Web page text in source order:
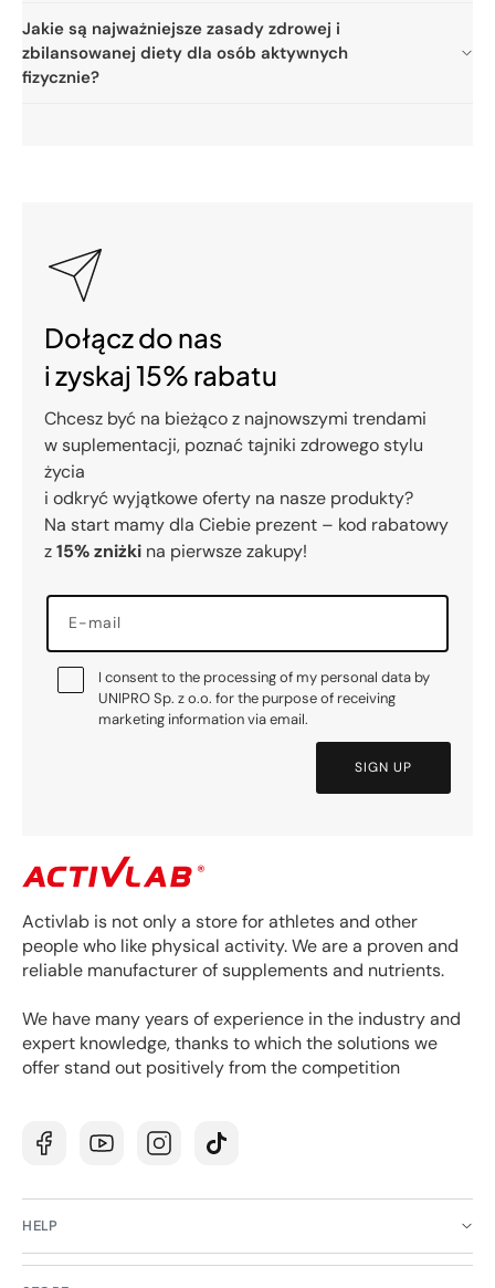
Jakie są najważniejsze zasady zdrowej i
zbilansowanej diety dla osób aktywnych
fizycznie?
Dołącz do nas
i zyskaj 15% rabatu
Chcesz być na bieżąco z najnowszymi trendami
w suplementacji, poznać tajniki zdrowego stylu
życia
i odkryć wyjątkowe oferty na nasze produkty?
Na start mamy dla Ciebie prezent – kod rabatowy
z15% zniżki na pierwsze zakupy!
E-mail
I consent to the processing of my personal data by
UNIPRO Sp. z o.o. for the purpose of receiving
marketing information via email.
SIGN UP
Activlab is not only a store for athletes and other
people who like physical activity. We are a proven and
reliable manufacturer of supplements and nutrients.
We have many years of experience in the industry and
expert knowledge, thanks to which the solutions we
offer stand out positively from the competition
FacebookYouTubeInstagramTikTok
HELP